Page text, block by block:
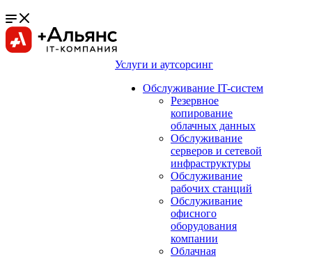
Услуги и аутсорсинг
Обслуживание IT-систем
Резервное
копирование
облачных данных
Обслуживание
серверов и сетевой
инфраструктуры
Обслуживание
рабочих станций
Обслуживание
офисного
оборудования
компании
Облачная